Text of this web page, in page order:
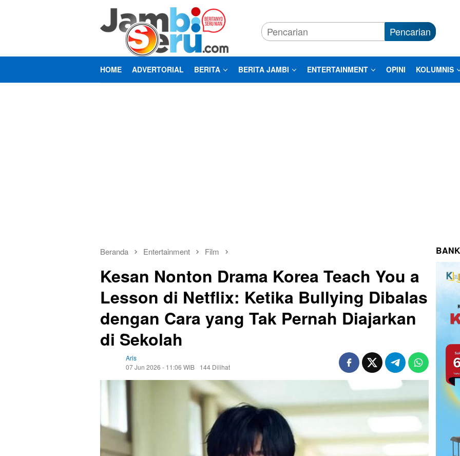
Pencarian
HOME ADVERTORIAL BERITA BERITA JAMBI ENTERTAINMENT OPINI KOLUMNIS
Beranda Entertainment Film
Kesan Nonton Drama Korea Teach You a
Lesson di Netflix: Ketika Bullying Dibalas
dengan Cara yang Tak Pernah Diajarkan
di Sekolah
Aris
07 Jun 2026 - 11:06 WIB
144 Dilihat